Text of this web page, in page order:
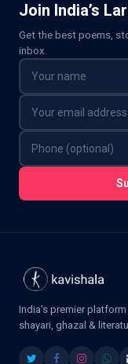
Join India’s
Get the best poems,
inbox.
India's premier
shayari, ghazal &